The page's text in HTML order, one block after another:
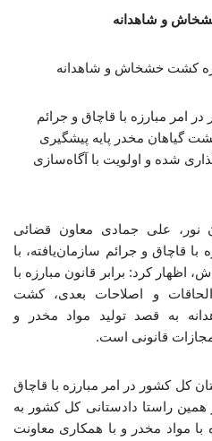
و شاهدانه
امر مبارزه با قاچاق و جرائم
گیاهان مخدر پایه پیشگیری
شده و اولویت با آگاه‌سازی
نور، علی جمادی معاون قضائی
قاچاق و جرائم سازمان‌یافته، با
کرد: برابر قانون مبارزه با
مصوب ۱۳۶۷ با الحاقات و اصلاحات بعدی، کشت
به قصد تولید مواد مخدر و
قانونی است.
کل کشور در امر مبارزه با قاچاق
همین راستا دادستانی کل کشور به
مواد مخدر و با همکاری معاونت